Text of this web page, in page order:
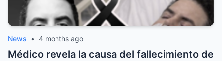
News • 4 months ago
Médico revela la causa del fallecimiento de